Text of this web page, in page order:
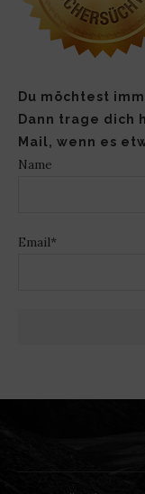
Du möchtest
Dann trage dich
Mail, wenn es
Name
Email*